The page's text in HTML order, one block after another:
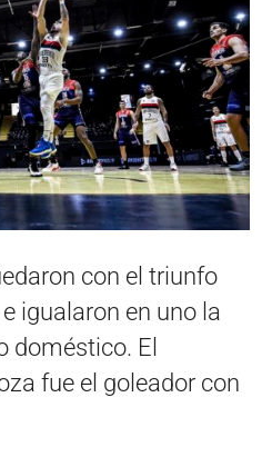
con el triunfo
igualaron en uno la
doméstico. El
fue el goleador con